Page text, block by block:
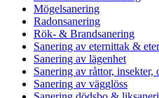
Mögelsanering
Radonsanering
Rök- & Brandsanering
Sanering av eternittak &
Sanering av lägenhet
Sanering av råttor,
Sanering av vägglöss